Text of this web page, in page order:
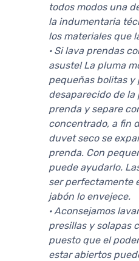
todos modos una
la indumentaria
los materiales que
· Si lava prendas
asuste! La pluma
pequeñas bolitas y
desaparecido de
prenda y separe
concentrado, a fin
duvet seco se
prenda. Con
puede ayudarlo.
ser perfectamente
jabón lo envejece.
· Aconsejamos
presillas y solapas
puesto que el
estar abiertos